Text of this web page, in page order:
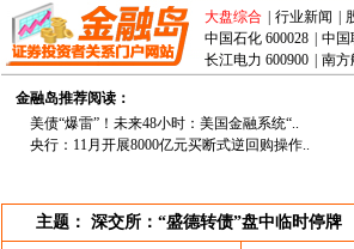
大盘综合 行业新闻
中国石化 600028
中国
长江电力 600900
南方
金融岛推荐阅读：
美债“爆雷”！未来48小时：美国金融系统“..
央行：11月开展8000亿元买断式逆回购操作..
主题： 深交所：“盛德转债”盘中临时停牌